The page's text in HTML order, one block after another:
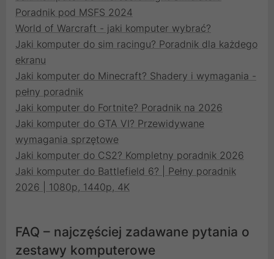
Poradnik pod MSFS 2024
World of Warcraft - jaki komputer wybrać?
Jaki komputer do sim racingu? Poradnik dla każdego
ekranu
Jaki komputer do Minecraft? Shadery i wymagania -
pełny poradnik
Jaki komputer do Fortnite? Poradnik na 2026
Jaki komputer do GTA VI? Przewidywane
wymagania sprzętowe
Jaki komputer do CS2? Kompletny poradnik 2026
Jaki komputer do Battlefield 6? | Pełny poradnik
2026 | 1080p, 1440p, 4K
FAQ – najczęściej zadawane pytania o
zestawy komputerowe